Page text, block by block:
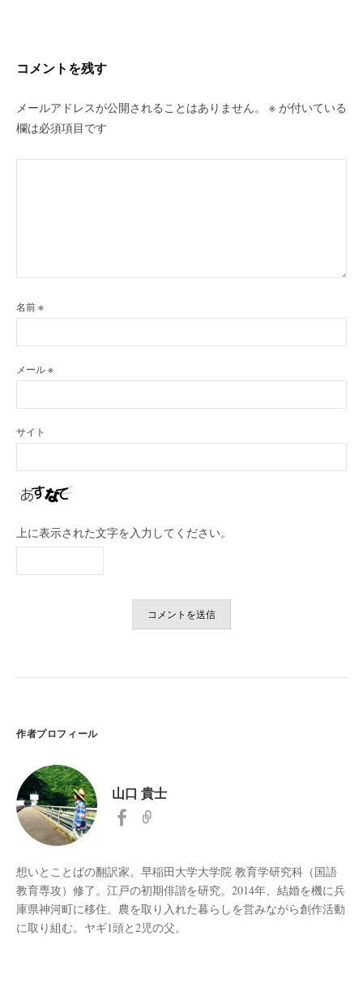
ン
コメントを残す
メールアドレスが公開されることはありません。 ※ が付いている
欄は必須項目です
名前※
メール※
サイト
上に表示された文字を入力してください。
作者プロフィール
山口 貴士
想いとことばの翻訳家。早稲田大学大学院 教育学研究科（国語
教育専攻）修了。江戸の初期俳諧を研究。2014年、結婚を機に兵
庫県神河町に移住。農を取り入れた暮らしを営みながら創作活動
に取り組む。ヤギ1頭と2児の父。